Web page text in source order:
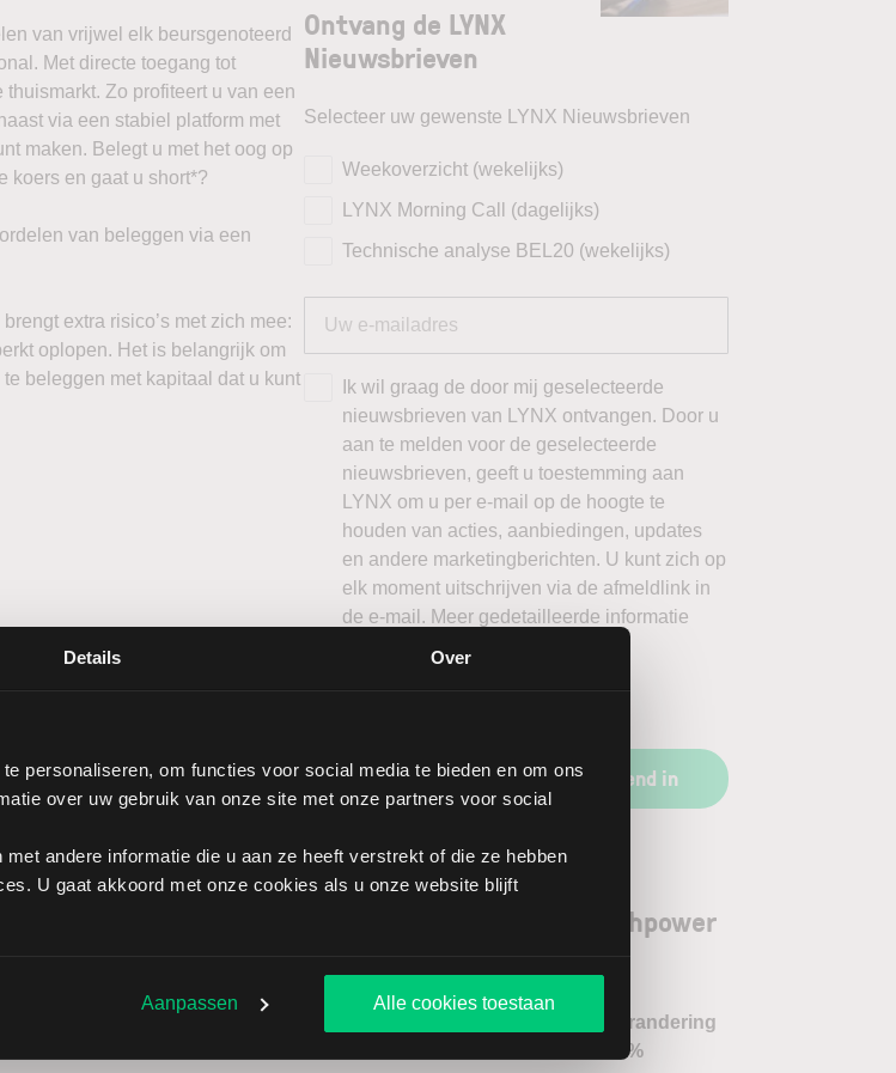
Details Over
personaliseren, om functies voor social media te bieden en om ons
over uw gebruik van onze site met onze partners voor social
andere informatie die u aan ze heeft verstrekt of die ze hebben
U gaat akkoord met onze cookies als u onze website blijft
Aanpassen Alle cookies toestaan
van vrijwel elk beursgenoteerd
Met directe toegang tot
Zo profiteert u van een
via een stabiel platform met
maken. Belegt u met het oog op
koers en gaat u short*?
van beleggen via een
extra risico’s met zich mee:
oplopen. Het is belangrijk om
beleggen met kapitaal dat u kunt
Ontvang de LYNX
Nieuwsbrieven
Selecteer uw gewenste LYNX Nieuwsbrieven
Weekoverzicht (wekelijks)
LYNX Morning Call (dagelijks)
Technische analyse BEL20 (wekelijks)
Ik wil graag de door mij geselecteerde
nieuwsbrieven van LYNX ontvangen. Door u
aan te melden voor de geselecteerde
nieuwsbrieven, geeft u toestemming aan
LYNX om u per e-mail op de hoogte te
houden van acties, aanbiedingen, updates
en andere marketingberichten. U kunt zich op
elk moment uitschrijven via de afmeldlink in
de e-mail. Meer gedetailleerde informatie
Schrijf u vrijblijvend in
Sectorgenoten aandeel Highpower
Naam Koers Valuta
Verandering
in %